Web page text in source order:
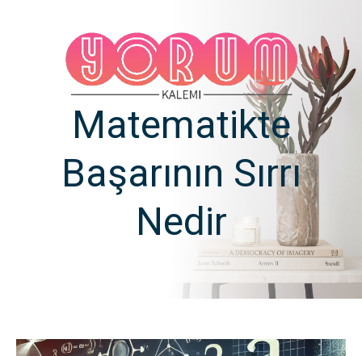
Matematikte
Başarının Sırrı
Nedir